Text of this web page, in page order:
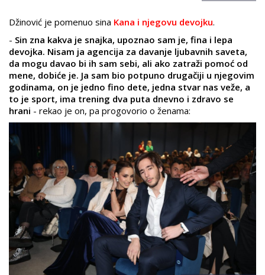
Džinović je pomenuo sina Kana i njegovu devojku.
- Sin zna kakva je snajka, upoznao sam je, fina i lepa
devojka. Nisam ja agencija za davanje ljubavnih saveta,
da mogu davao bi ih sam sebi, ali ako zatraži pomoć od
mene, dobiće je. Ja sam bio potpuno drugačiji u njegovim
godinama, on je jedno fino dete, jedna stvar nas veže, a
to je sport, ima trening dva puta dnevno i zdravo se
hrani - rekao je on, pa progovorio o ženama: